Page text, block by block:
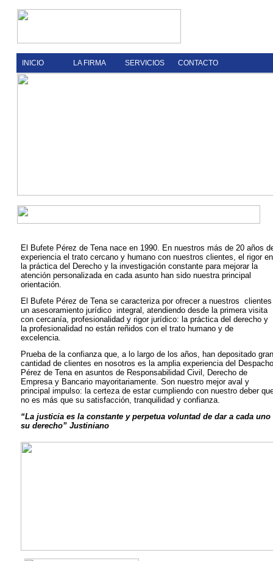
INICIO LA FIRMA SERVICIOS CONTACTO
El Bufete Pérez de Tena nace en 1990. En nuestros más de 20 años
experiencia el trato cercano y humano con nuestros clientes, el rigor en
la práctica del Derecho y la investigación constante para mejorar la
atención personalizada en cada asunto han sido nuestra principal
orientación.
El Bufete Pérez de Tena se caracteriza por ofrecer a nuestros clientes
un asesoramiento jurídico integral, atendiendo desde la primera visita
con cercanía, profesionalidad y rigor jurídico: la práctica del derecho y
la profesionalidad no están reñidos con el trato humano y de
excelencia.
Prueba de la confianza que, a lo largo de los años, han depositado gran
cantidad de clientes en nosotros es la amplia experiencia del Despacho
Pérez de Tena en asuntos de Responsabilidad Civil, Derecho de
Empresa y Bancario mayoritariamente. Son nuestro mejor aval y
principal impulso: la certeza de estar cumpliendo con nuestro deber
no es más que su satisfacción, tranquilidad y confianza.
“La justicia es la constante y perpetua voluntad de dar a cada uno
su derecho” Justiniano